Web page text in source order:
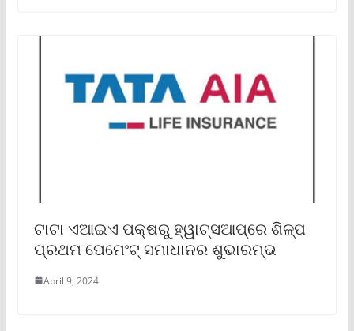
ଟାଟା ଏଆଇଏ ପକ୍ଷରୁ ହ୍ୱାଟ୍‌ସଆପ୍‌ରେ ଶିଳ୍ପ
ପ୍ରଥମ ପେମେଂଟ୍ ସମାଧାନର ଶୁଭାରମ୍ଭ
April 9, 2024